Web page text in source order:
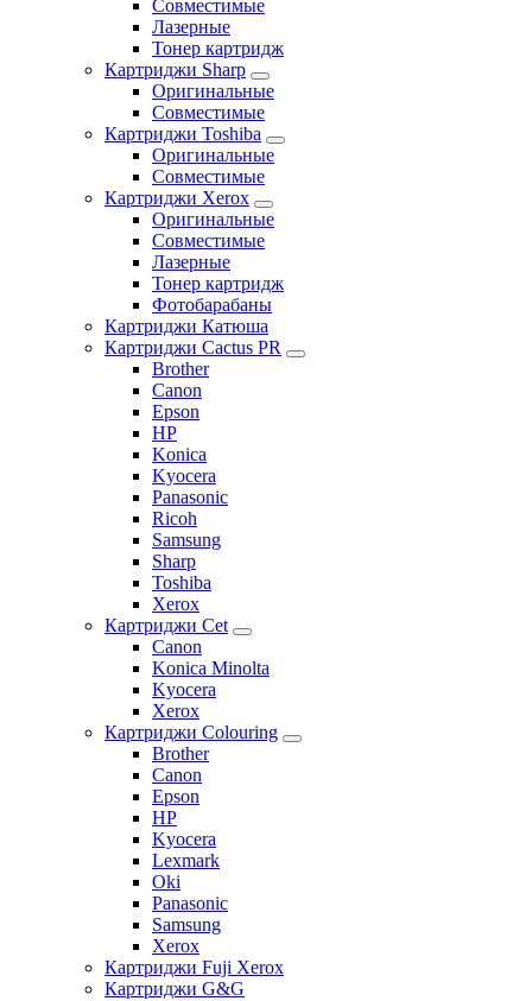
Совместимые
Лазерные
Тонер картридж
Картриджи Sharp
Оригинальные
Совместимые
Картриджи Toshiba
Оригинальные
Совместимые
Картриджи Xerox
Оригинальные
Совместимые
Лазерные
Тонер картридж
Фотобарабаны
Картриджи Катюша
Картриджи Cactus PR
Brother
Canon
Epson
HP
Konica
Kyocera
Panasonic
Ricoh
Samsung
Sharp
Toshiba
Xerox
Картриджи Cet
Canon
Konica Minolta
Kyocera
Xerox
Картриджи Colouring
Brother
Canon
Epson
HP
Kyocera
Lexmark
Oki
Panasonic
Samsung
Xerox
Картриджи Fuji Xerox
Картриджи G&G